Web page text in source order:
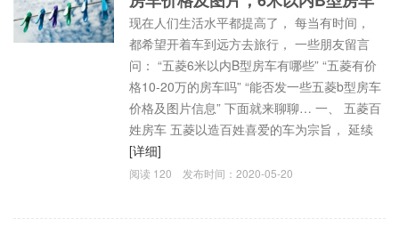
现在人们生活水平都提高了， 每当有时间，
都希望开着车到远方去旅行， 一些朋友留言
问： “五菱6米以内B型房车有哪些” “五菱有价
格10-20万的房车吗” “能否发一些五菱b型房车
价格及图片信息” 下面就来聊聊… 一、 五菱百
姓房车 五菱以造百姓喜爱的车为宗旨， 延续
[详细]
阅读 120 发布时间：2020-05-20